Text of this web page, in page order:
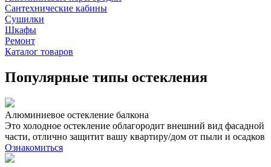
Сантехнические кабины
Сушилки
Шкафы
Ремонт
Каталог товаров
Популярные типы остекления
Алюминиевое остекление балкона
Это холодное остекление облагородит внешний вид фасадной
части, отлично защитит вашу квартиру/дом от пыли и осадков
Ознакомиться